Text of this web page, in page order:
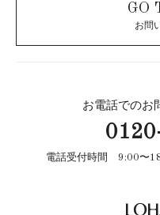
GO
お問
お電話でのお
電話受付時間 9:00〜